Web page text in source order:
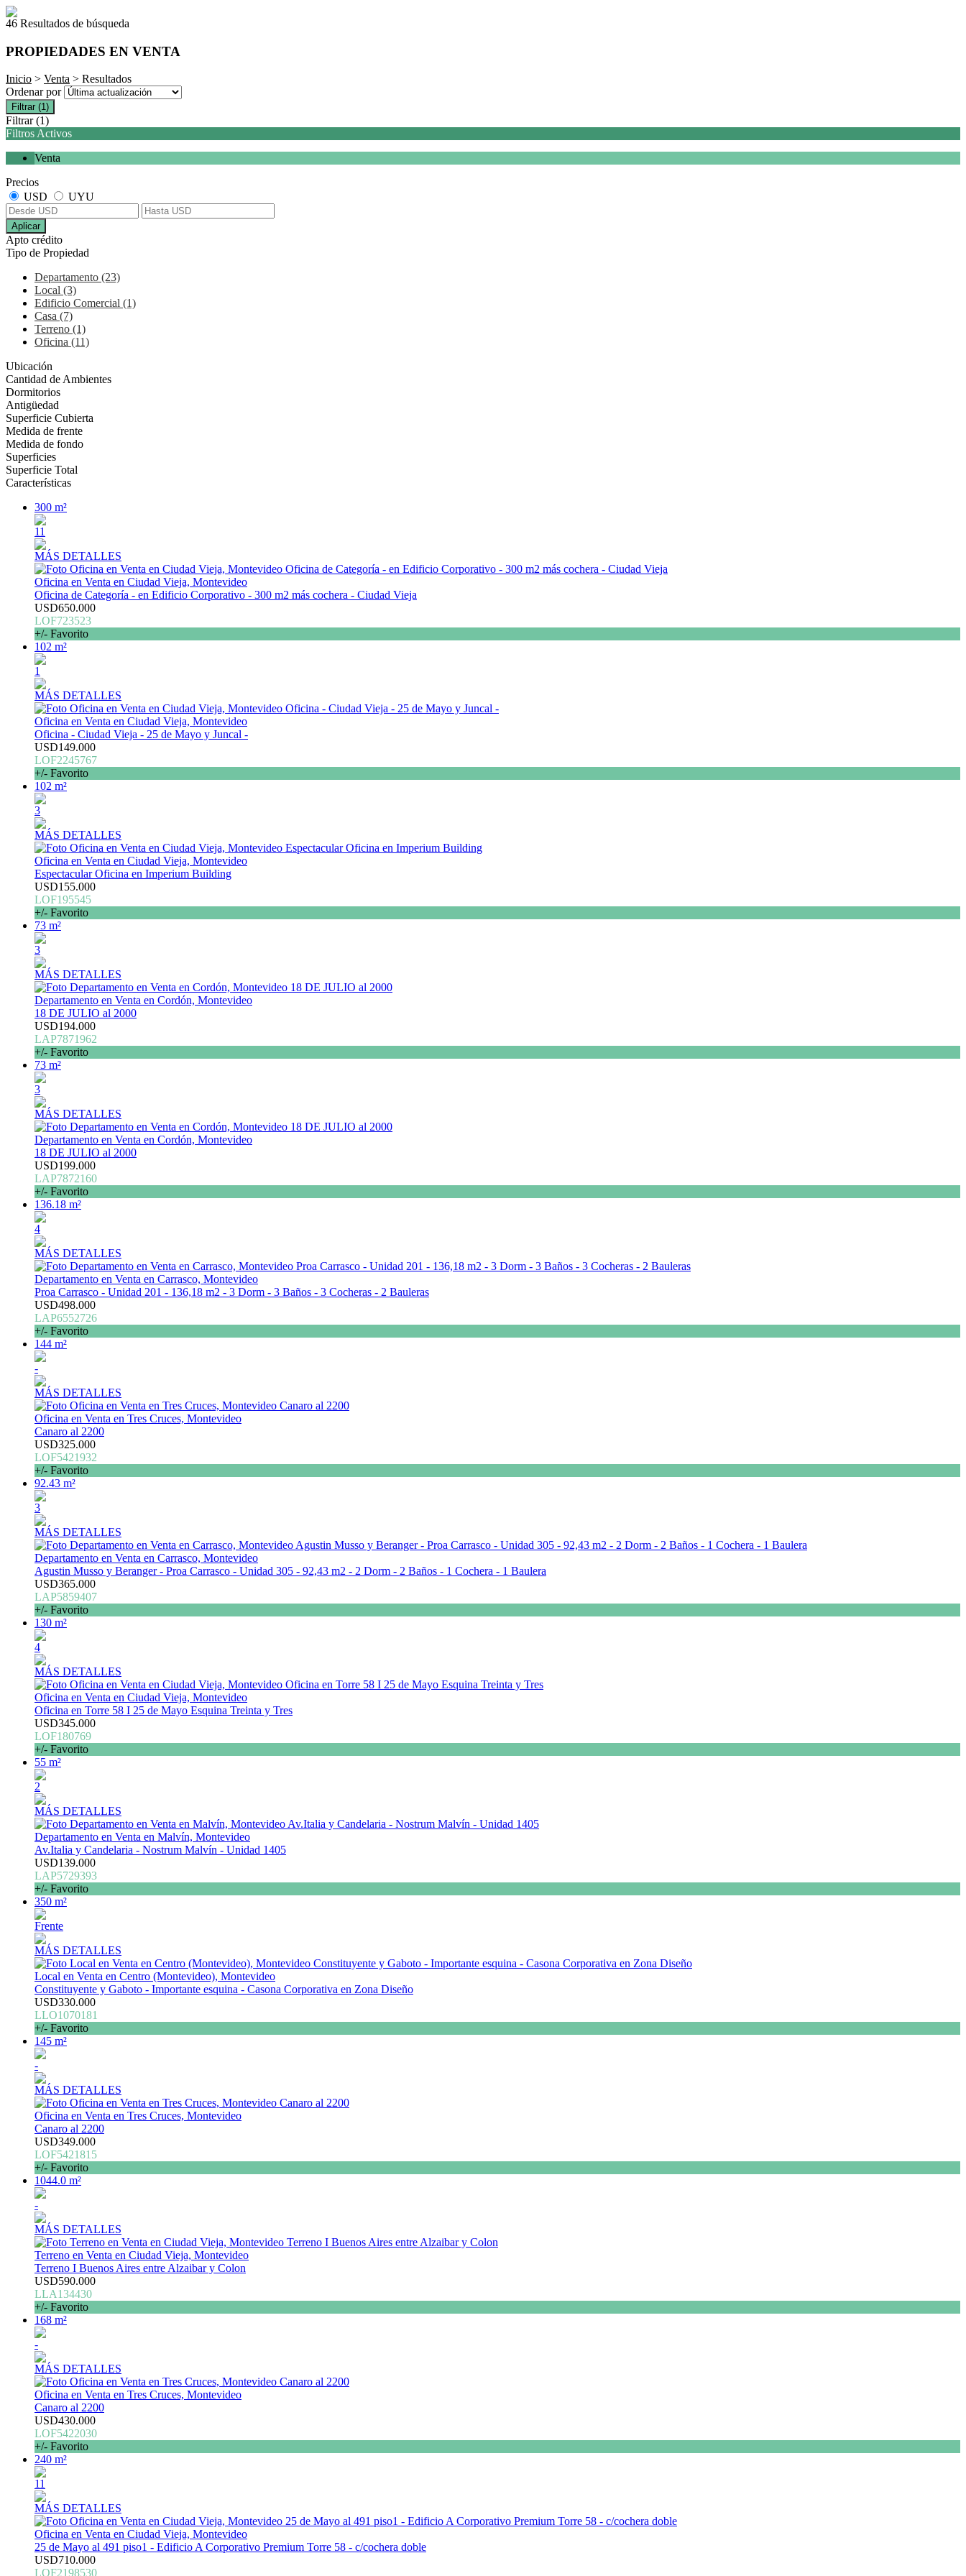
46 Resultados de búsqueda
PROPIEDADES EN VENTA
Inicio > Venta > Resultados
Ordenar por
Filtrar (1)
Filtrar (1)
Filtros Activos
Venta
Precios
USD
UYU
Aplicar
Apto crédito
Tipo de Propiedad
Departamento (23)
Local (3)
Edificio Comercial (1)
Casa (7)
Terreno (1)
Oficina (11)
Ubicación
Cantidad de Ambientes
Dormitorios
Antigüedad
Superficie Cubierta
Medida de frente
Medida de fondo
Superficies
Superficie Total
Características
300 m²
11
MÁS DETALLES
Oficina en Venta en Ciudad Vieja, Montevideo
Oficina de Categoría - en Edificio Corporativo - 300 m2 más cochera - Ciudad Vieja
USD650.000
LOF723523
+/- Favorito
102 m²
1
MÁS DETALLES
Oficina en Venta en Ciudad Vieja, Montevideo
Oficina - Ciudad Vieja - 25 de Mayo y Juncal -
USD149.000
LOF2245767
+/- Favorito
102 m²
3
MÁS DETALLES
Oficina en Venta en Ciudad Vieja, Montevideo
Espectacular Oficina en Imperium Building
USD155.000
LOF195545
+/- Favorito
73 m²
3
MÁS DETALLES
Departamento en Venta en Cordón, Montevideo
18 DE JULIO al 2000
USD194.000
LAP7871962
+/- Favorito
73 m²
3
MÁS DETALLES
Departamento en Venta en Cordón, Montevideo
18 DE JULIO al 2000
USD199.000
LAP7872160
+/- Favorito
136.18 m²
4
MÁS DETALLES
Departamento en Venta en Carrasco, Montevideo
Proa Carrasco - Unidad 201 - 136,18 m2 - 3 Dorm - 3 Baños - 3 Cocheras - 2 Bauleras
USD498.000
LAP6552726
+/- Favorito
144 m²
-
MÁS DETALLES
Oficina en Venta en Tres Cruces, Montevideo
Canaro al 2200
USD325.000
LOF5421932
+/- Favorito
92.43 m²
3
MÁS DETALLES
Departamento en Venta en Carrasco, Montevideo
Agustin Musso y Beranger - Proa Carrasco - Unidad 305 - 92,43 m2 - 2 Dorm - 2 Baños - 1 Cochera - 1 Baulera
USD365.000
LAP5859407
+/- Favorito
130 m²
4
MÁS DETALLES
Oficina en Venta en Ciudad Vieja, Montevideo
Oficina en Torre 58 I 25 de Mayo Esquina Treinta y Tres
USD345.000
LOF180769
+/- Favorito
55 m²
2
MÁS DETALLES
Departamento en Venta en Malvín, Montevideo
Av.Italia y Candelaria - Nostrum Malvín - Unidad 1405
USD139.000
LAP5729393
+/- Favorito
350 m²
Frente
MÁS DETALLES
Local en Venta en Centro (Montevideo), Montevideo
Constituyente y Gaboto - Importante esquina - Casona Corporativa en Zona Diseño
USD330.000
LLO1070181
+/- Favorito
145 m²
-
MÁS DETALLES
Oficina en Venta en Tres Cruces, Montevideo
Canaro al 2200
USD349.000
LOF5421815
+/- Favorito
1044.0 m²
-
MÁS DETALLES
Terreno en Venta en Ciudad Vieja, Montevideo
Terreno I Buenos Aires entre Alzaibar y Colon
USD590.000
LLA134430
+/- Favorito
168 m²
-
MÁS DETALLES
Oficina en Venta en Tres Cruces, Montevideo
Canaro al 2200
USD430.000
LOF5422030
+/- Favorito
240 m²
11
MÁS DETALLES
Oficina en Venta en Ciudad Vieja, Montevideo
25 de Mayo al 491 piso1 - Edificio A Corporativo Premium Torre 58 - c/cochera doble
USD710.000
LOF2198530